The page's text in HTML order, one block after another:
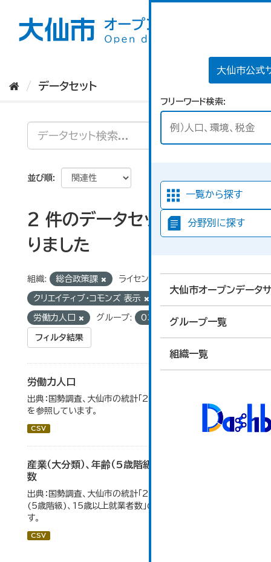
大仙市公式
フリーワード検索
一覧から探す
分野別に探す
大仙市オープンデータ
グループ一覧
組織一覧
データセット
並び順
2 件のデータセットが見つか
りました
組織: 総合政策課 ライセンス:
クリエイティブ・コモンズ 表示
労働力人口 グループ: 03_労働・賃金
フィルタ結果
労働力人口
出典：国勢調査、大仙市の統計「2-6 労働力人口」のデータ
を参照しています。
CSV
産業（大分類）、年齢（5歳階級）、15歳以上就業者
数
出典：国勢調査、大仙市の統計「2-7 産業(大分類)、年齢
(5歳階級)、15歳以上就業者数」のデータを参照していま
す。
CSV